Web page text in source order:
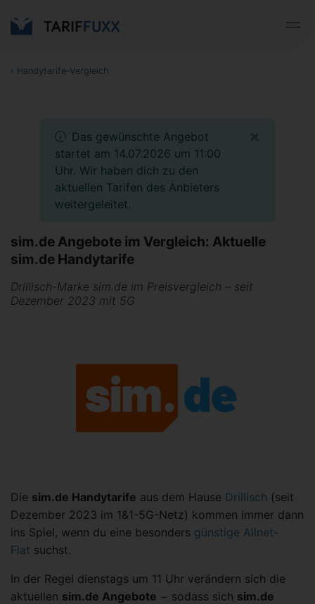
‹ Handytarife-Vergleich
Das gewünschte Angebot
startet am 14.07.2026 um 11:00
Uhr. Wir haben dich zu den
aktuellen Tarifen des Anbieters
weitergeleitet.
sim.de Angebote im Vergleich: Aktuelle
sim.de Handytarife
Drillisch-Marke sim.de im Preisvergleich – seit
Dezember 2023 mit 5G
Die sim.de Handytarife aus dem Hause Drillisch (seit
Dezember 2023 im 1&1-5G-Netz) kommen immer dann
ins Spiel, wenn du eine besonders günstige Allnet-
Flat suchst.
In der Regel dienstags um 11 Uhr verändern sich die
aktuellen sim.de Angebote − sodass sich sim.de